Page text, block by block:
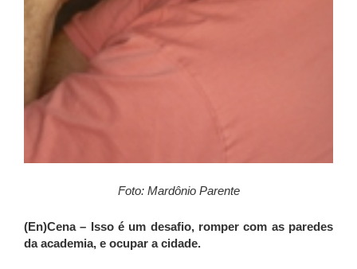
Foto: Mardônio Parente
(En)Cena – Isso é um desafio, romper com as paredes
da academia, e ocupar a cidade.